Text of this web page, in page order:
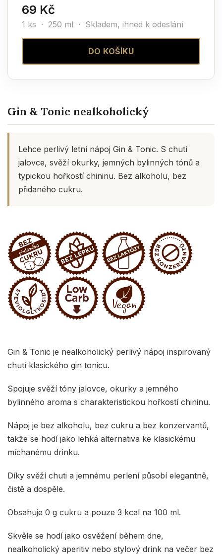
69 Kč
1 ks · 250 ml · Skladem, ihned k odeslání
DO KOŠÍKU
Gin & Tonic nealkoholický
Lehce perlivý letní nápoj Gin & Tonic. S chutí
jalovce, svěží okurky, jemných bylinných tónů a
typickou hořkostí chininu. Bez alkoholu, bez
přidaného cukru.
Gin & Tonic je nealkoholický perlivý nápoj inspirovaný
chutí klasického gin tonicu.
Spojuje svěží tóny jalovce, okurky a jemného
bylinného aroma s charakteristickou hořkostí chininu.
Nápoj je bez alkoholu, bez cukru a bez konzervantů,
takže se hodí jako lehká alternativa ke klasickému
míchanému drinku.
Díky svěží chuti a jemnému perlení působí elegantně,
čistě a dospěle.
Obsahuje 0 g cukru a pouze 3 kcal na 100 ml.
Skvěle se hodí jako osvěžení během dne,
nealkoholický aperitiv nebo stylový drink na večer bez